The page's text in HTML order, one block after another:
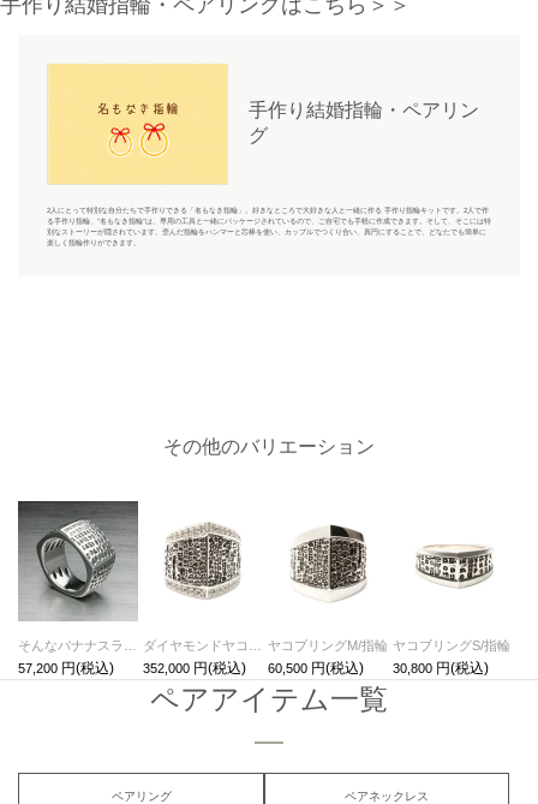
手作り結婚指輪・ペアリン
グ
2人にとって特別な自分たちで手作りできる「名もなき指輪」。好きなところで大好きな人と一緒に作る 手作り指輪キットです。2人で作
る手作り指輪、“名もなき指輪”は、専用の工具と一緒にパッケージされているので、ご自宅でも手軽に作成できます。そして、そこには特
別なストーリーが隠されています。歪んだ指輪をハンマーと芯棒を使い、カップルでつくり合い、真円にすることで、どなたでも簡単に
楽しく指輪作りができます。
その他のバリエーション
57,200
352,000
ヤコブリングM/指輪
60,500
ヤコブリングS/指輪
30,800
ペアアイテム一覧
ペアリング ペアネックレス